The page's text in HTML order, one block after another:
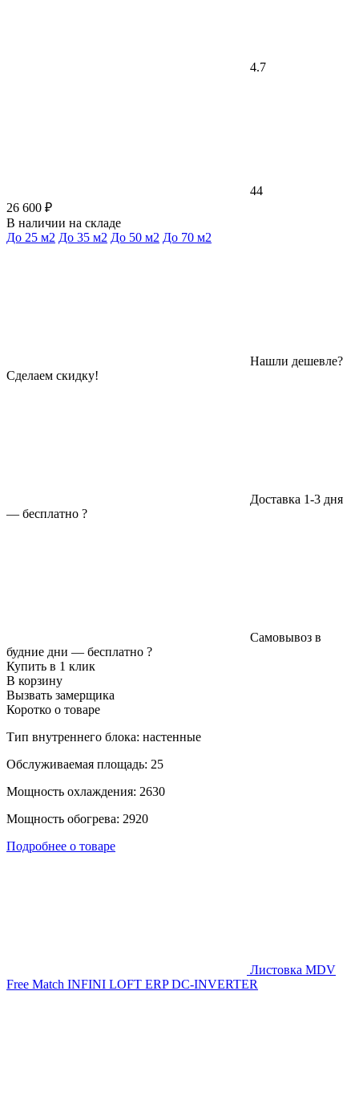
4.7
44
26 600 ₽
В наличии на складе
До 25 м2 До 35 м2 До 50 м2 До 70 м2
Нашли дешевле?
Сделаем скидку!
Доставка 1-3 дня
— бесплатно ?
Самовывоз в
будние дни — бесплатно ?
Купить в 1 клик
В корзину
Вызвать замерщика
Коротко о товаре
Тип внутреннего блока: настенные
Обслуживаемая площадь: 25
Мощность охлаждения: 2630
Мощность обогрева: 2920
Подробнее о товаре
Листовка MDV
Free Match INFINI LOFT ERP DC-INVERTER